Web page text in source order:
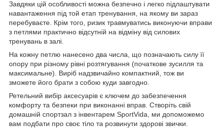
Завдяки цій особливості можна безпечно і легко підлаштувати
навантаження під той етап тренування, на якому ви зараз
перебуваєте. Крім того, ризик травмуватись виконуючи вправи
з петлями практично відсутній на відміну від силових
тренувань в залі.
На кожну петлю нанесено два числа, що позначають силу її
опору при різному рівні розтягування (початкове зусилля та
максимальне). Виріб надзвичайно компактний, тож ви
зможете його брати з собою куди завгодно.
Ретельний вибір аксесуарів є ключем до забезпечення
комфорту та безпеки при виконанні вправ. Створіть свій
домашній спортзал з інвентарем SportVida , ми допоможемо
вам подбати про своє тіло та розвинути здорові звички.